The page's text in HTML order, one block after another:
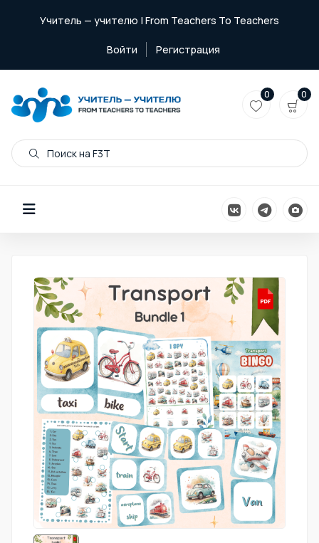
Учитель — учителю | From Teachers To Teachers
Войти Регистрация
Поиск на F3T
0 0